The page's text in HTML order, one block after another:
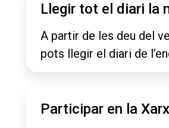
Llegir tot el diari la
A partir de les deu del
pots llegir el diari de
Participar en la